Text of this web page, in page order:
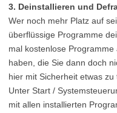
3. Deinstallieren und
Wer noch mehr Platz auf
überflüssige Programme
mal kostenlose
haben, die Sie dann doch
hier mit Sicherheit etwas
Unter Start /
mit allen installierten